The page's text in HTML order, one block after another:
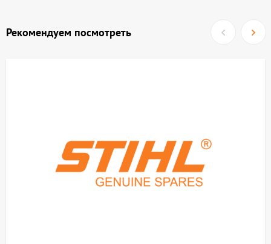
Рекомендуем посмотреть